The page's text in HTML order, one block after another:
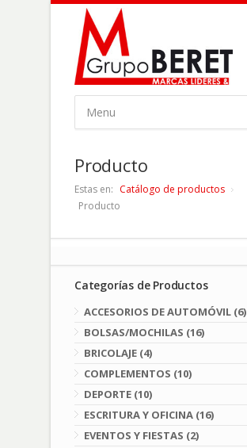
Producto
Estas en: Catálogo de productos
Producto
Categorías de Productos
ACCESORIOS DE AUTOMÓVIL (6)
BOLSAS/MOCHILAS (16)
BRICOLAJE (4)
COMPLEMENTOS (10)
DEPORTE (10)
ESCRITURA Y OFICINA (16)
EVENTOS Y FIESTAS (2)